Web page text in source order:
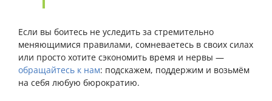
Если вы боитесь не уследить за стремительно
меняющимися правилами, сомневаетесь в своих силах
или просто хотите сэкономить время и нервы —
обращайтесь к нам: подскажем, поддержим и возьмём
на себя любую бюрократию.